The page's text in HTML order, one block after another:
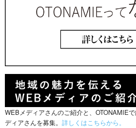
WEBメディアさんのご紹介と、OTONAMIE
ディアさんを募集。 詳しくはこちらから。